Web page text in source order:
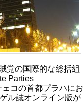
党の国際的な総括組
Parties
コの首都プラハにお
ル誌オンライン版が